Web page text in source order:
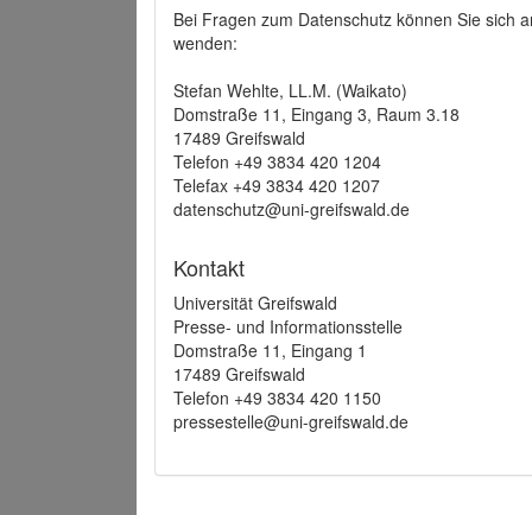
Bei Fragen zum Datenschutz können Sie sich
wenden:
Stefan Wehlte, LL.M. (Waikato)
Domstraße 11, Eingang 3, Raum 3.18
17489 Greifswald
Telefon +49 3834 420 1204
Telefax +49 3834 420 1207
datenschutz@uni-greifswald.de
Kontakt
Universität Greifswald
Presse- und Informationsstelle
Domstraße 11, Eingang 1
17489 Greifswald
Telefon +49 3834 420 1150
pressestelle@uni-greifswald.de